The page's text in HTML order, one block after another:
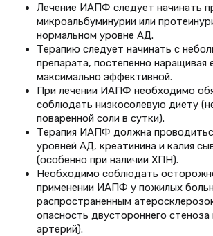
Лечение ИАПФ следует начинать
микроальбуминурии или
нормальном уровне АД.
Терапию следует начинать с
препарата, постепенно наращивая
максимально эффективной.
При лечении ИАПФ необходимо
соблюдать низкосолевую диету
поваренной соли в сутки).
Терапия ИАПФ должна
уровней АД, креатинина и калия
(особенно при наличии ХПН).
Необходимо соблюдать
применении ИАПФ у пожилых
распространенным
опасность двустороннего стеноза
артерий).